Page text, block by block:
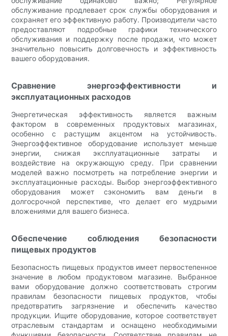
обслуживание продлевает срок службы оборудования и
сохраняет его эффективную работу. Производители часто
предоставляют подробные графики технического
обслуживания и поддержку после продажи, что может
значительно повысить долговечность и эффективность
вашего оборудования.
Сравнение энергоэффективности и
эксплуатационных расходов
Энергетическая эффективность является важным
фактором в современных продуктовых магазинах,
особенно с растущим акцентом на устойчивость.
Энергоэффективное оборудование использует меньше
энергии, снижая эксплуатационные затраты и
воздействие на окружающую среду. При сравнении
моделей важно посмотреть на потребление энергии и
эксплуатационные расходы. Выбор энергоэффективного
оборудования может сэкономить вам деньги в
долгосрочной перспективе, что делает его мудрыми
вложениями для вашего бизнеса.
Обеспечение соблюдения безопасности
пищевых продуктов
Безопасность пищевых продуктов имеет первостепенное
значение в любом продуктовом магазине. Выбранное
вами оборудование должно соответствовать строгим
правилам безопасности пищевых продуктов, чтобы
предотвратить загрязнение и обеспечить качество
продукции. Ищите оборудование, которое соответствует
отраслевым стандартам и оснащено необходимыми